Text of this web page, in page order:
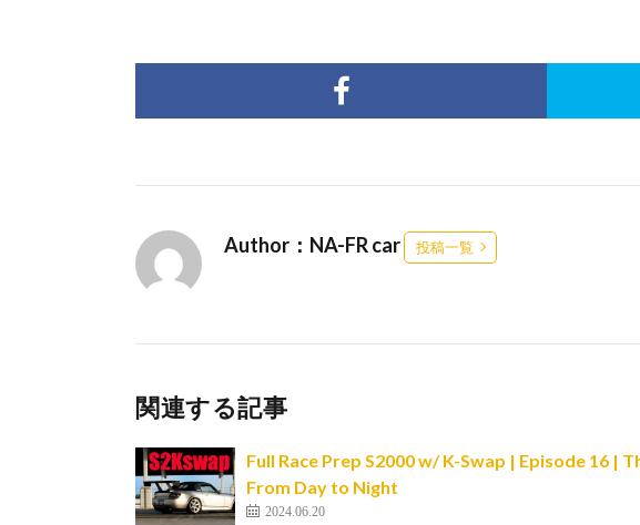
Author：NA-FR car 投稿一覧
関連する記事
Full Race Prep S2000 w/ K-Swap | Episode 16 |
From Day to Night
2024.06.20